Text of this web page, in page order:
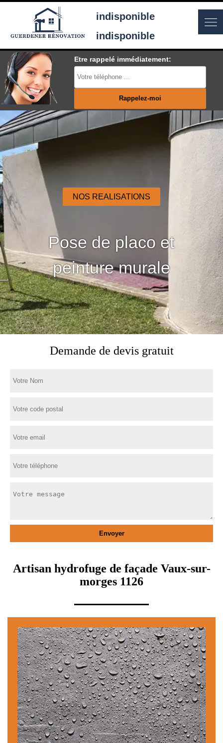
indisponible
indisponible
Etre rappelé immédiatement:
NOS REALISATIONS
Pose de placo et
peinture murale
Demande de devis gratuit
Artisan hydrofuge de façade Vaux-sur-
morges 1126